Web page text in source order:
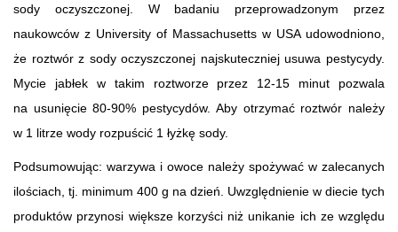
sody oczyszczonej. W badaniu przeprowadzonym przez
naukowców z University of Massachusetts w USA udowodniono,
że roztwór z sody oczyszczonej najskuteczniej usuwa pestycydy.
Mycie jabłek w takim roztworze przez 12-15 minut pozwala
na usunięcie 80-90% pestycydów. Aby otrzymać roztwór należy
w 1 litrze wody rozpuścić 1 łyżkę sody.
Podsumowując: warzywa i owoce należy spożywać w zalecanych
ilościach, tj. minimum 400 g na dzień. Uwzględnienie w diecie tych
produktów przynosi większe korzyści niż unikanie ich ze względu